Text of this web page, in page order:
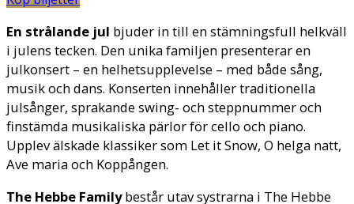
En strålande jul bjuder in till en stämningsfull helkväll
i julens tecken. Den unika familjen presenterar en
julkonsert – en helhetsupplevelse – med både sång,
musik och dans. Konserten innehåller traditionella
julsånger, sprakande swing- och steppnummer och
finstämda musikaliska pärlor för cello och piano.
Upplev älskade klassiker som Let it Snow, O helga natt,
Ave maria och Koppången.
The Hebbe Familybestår utav systrarna i The Hebbe